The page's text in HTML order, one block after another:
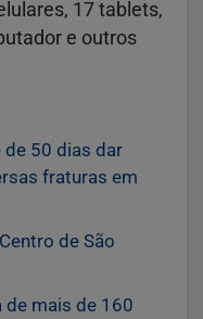
17 tablets,
e outros
50 dias dar
fraturas em
de São
mais de 160